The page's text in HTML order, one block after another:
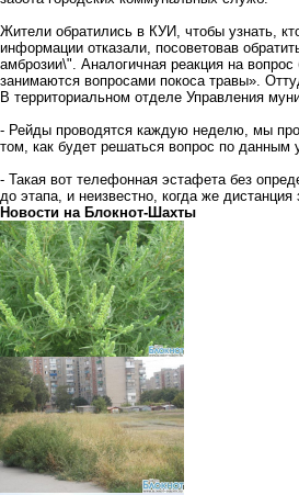
Жители обратились в КУИ, чтобы узнать,
информации отказали, посоветовав
амброзии\". Аналогичная реакция на
занимаются вопросами покоса травы».
В территориальном отделе Управления
- Рейды проводятся каждую неделю, мы
том, как будет решаться вопрос по данным
- Такая вот телефонная эстафета без
до этапа, и неизвестно, когда же
Новости на Блoкнoт-Шахты